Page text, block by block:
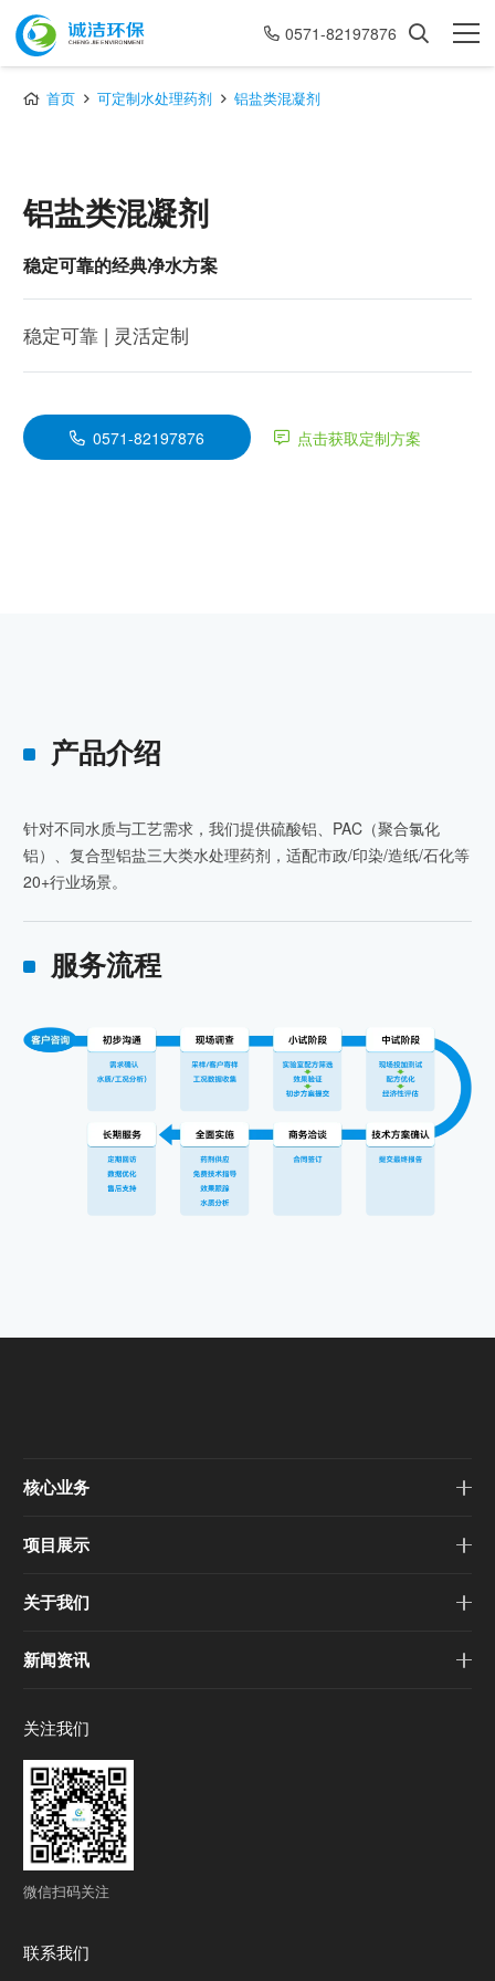
0571-82197876
首页 可定制水处理药剂 铝盐类混凝剂
铝盐类混凝剂
稳定可靠的经典净水方案
稳定可靠 | 灵活定制
0571-82197876 点击获取定制方案
产品介绍
针对不同水质与工艺需求，我们提供硫酸铝、PAC（聚合氯化
铝）、复合型铝盐三大类水处理药剂，适配市政/印染/造纸/石化等
20+行业场景。
服务流程
核心业务
项目展示
关于我们
新闻资讯
关注我们
微信扫码关注
联系我们